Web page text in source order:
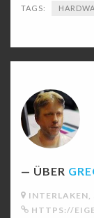
TAGS:
ÜBER
HTTPS://